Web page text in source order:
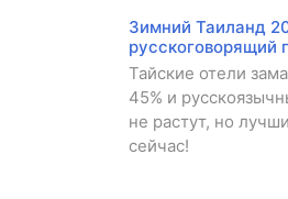
Зимний Таиланд
русскоговорящий
Тайские отели
45% и
не растут, но
сейчас!